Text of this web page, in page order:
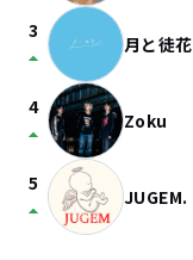
3
arrow_drop_up 月と徒花
4
arrow_drop_up Zoku
5
arrow_drop_up JUGEM.